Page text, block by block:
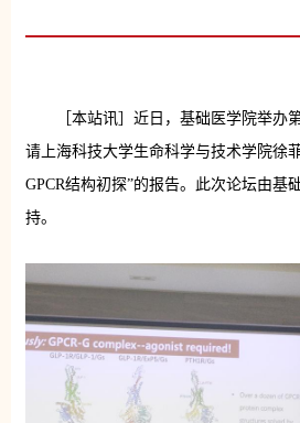
［本站讯］近日，基础医学院举办
请上海科技大学生命科学与技术学院徐
GPCR结构初探”的报告。此次论坛由基
持。